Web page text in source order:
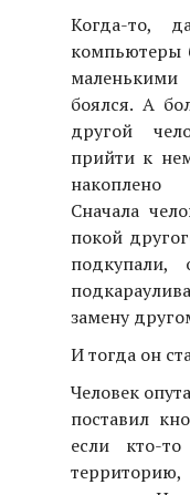
Когда-то,
компьютеры
боялся. А
другой
прийти к
Сначала
покой
подкупали,
замену
И тогда он
Человек
поставил
если кто-